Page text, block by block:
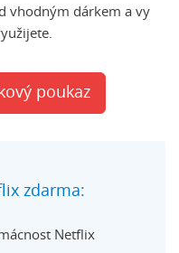
vhodným dárkem a vy
poukaz
zdarma:
Netflix